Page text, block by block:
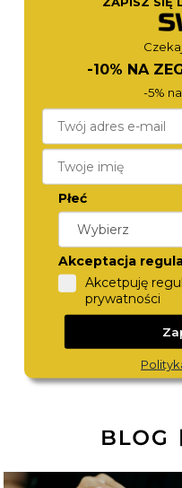
LACOSTE
2011411
890,-
-10% NA
-5%
Płeć
Akceptacja
Akcetpuję
prywatności